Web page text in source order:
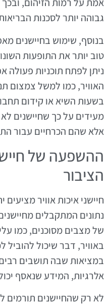
אמת על רמות הזיהום,
גבוהה יותר לסכנות
בנוסף, שימוש בחיישנים
טוב יותר את התופעות
ניתן לפתח תוכניות פעולה
האוויר, כמו למשל צמצום
בשעות השיא או קידום
מעידים על כך שחיישנים
אלא שהם הכרחיים עבור
ההשפעה של
הציבור
חיישני איכות אוויר
נתונים המתקבלים
של מצבים מסוכנים, כמו
באוויר, דבר שיכול להוביל
במציאות שבה תושבים
אלרגיות, המידע שנאסף
לא רק שהחיישנים תורמים